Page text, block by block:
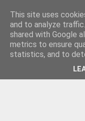
This site uses
and to analyze
shared with Google
metrics to ensure
statistics, and to